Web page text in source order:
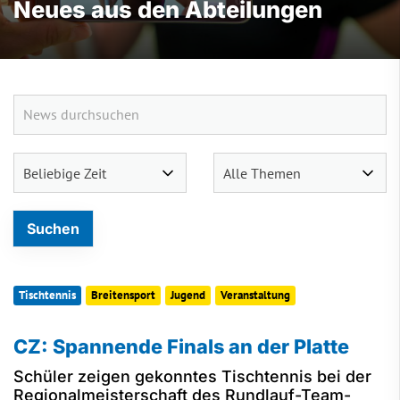
Neues aus den Abteilungen
Tischtennis Breitensport Jugend Veranstaltung
CZ: Spannende Finals an der Platte
Schüler zeigen gekonntes Tischtennis bei der
Regionalmeisterschaft des Rundlauf-Team-